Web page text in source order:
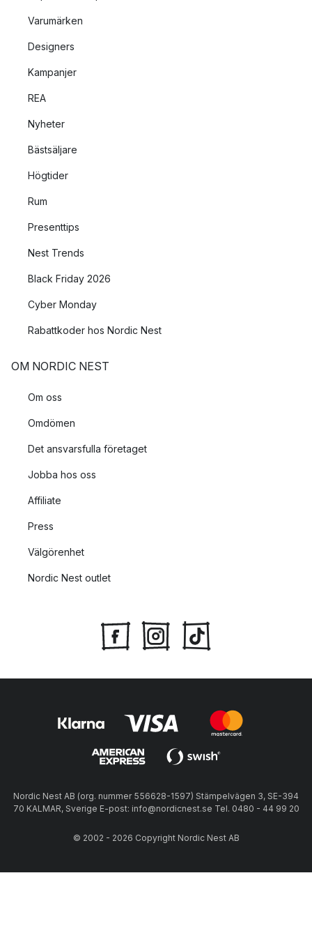
Varumärken
Designers
Kampanjer
REA
Nyheter
Bästsäljare
Högtider
Rum
Presenttips
Nest Trends
Black Friday 2026
Cyber Monday
Rabattkoder hos Nordic Nest
OM NORDIC NEST
Om oss
Omdömen
Det ansvarsfulla företaget
Jobba hos oss
Affiliate
Press
Välgörenhet
Nordic Nest outlet
Nordic Nest AB (org. nummer 556628-1597) Stämpelvägen 3, SE-394
70 KALMAR, Sverige E-post: info@nordicnest.se Tel. 0480 - 44 99 20
© 2002 - 2026 Copyright Nordic Nest AB